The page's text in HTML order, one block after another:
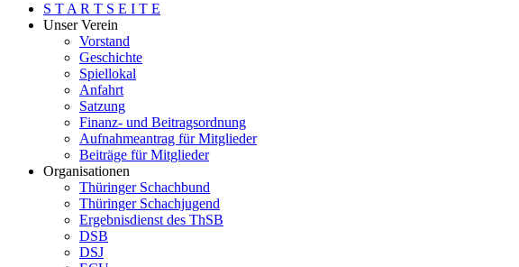
S T A R T S E I T E
Unser Verein
Vorstand
Geschichte
Spiellokal
Anfahrt
Satzung
Finanz- und Beitragsordnung
Aufnahmeantrag für Mitglieder
Beiträge für Mitglieder
Organisationen
Thüringer Schachbund
Thüringer Schachjugend
Ergebnisdienst des ThSB
DSB
DSJ